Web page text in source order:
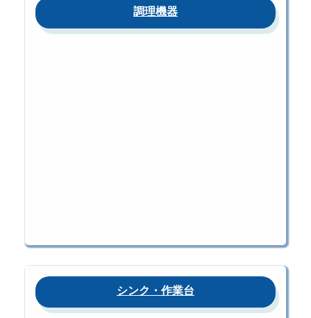
調理機器
シンク・作業台